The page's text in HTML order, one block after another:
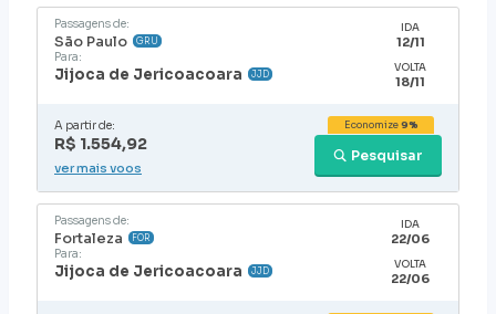
Passagens de:
São Paulo GRU
Para:
Jijoca de Jericoacoara JJD
IDA
12/11
VOLTA
18/11
A partir de:
R$ 1.554,92
Pesquisar
Economize9%
ver mais voos
Passagens de:
Fortaleza FOR
Para:
Jijoca de Jericoacoara JJD
IDA
22/06
VOLTA
22/06